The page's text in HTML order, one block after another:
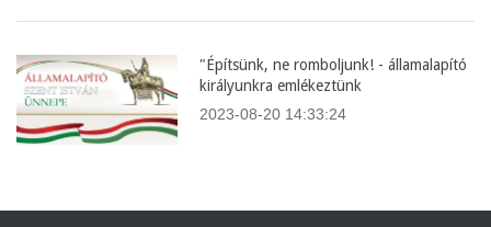
"Építsünk, ne romboljunk! - államalapító
királyunkra emlékeztünk
2023-08-20 14:33:24